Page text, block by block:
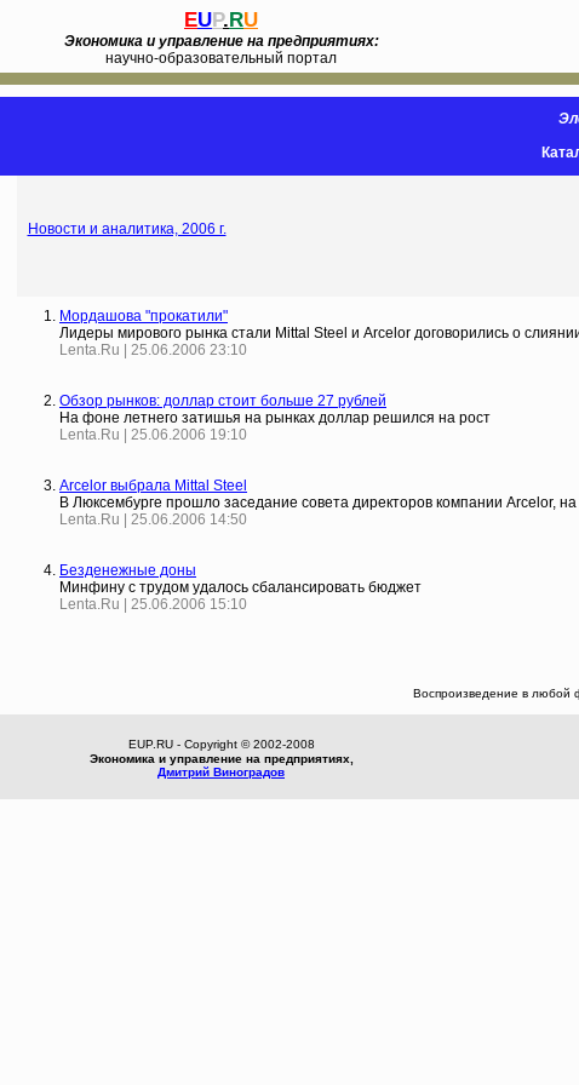
EUP.RU
Экономика и управление на предприятиях:
научно-образовательный портал
Новости и аналитика, 2006 г.
Мордашова "прокатили"
Лидеры мирового рынка стали Mittal Steel и Arcelor договорились о
Lenta.Ru | 25.06.2006 23:10
Обзор рынков: доллар стоит больше 27 рублей
На фоне летнего затишья на рынках доллар решился на рост
Lenta.Ru | 25.06.2006 19:10
Arcelor выбрала Mittal Steel
В Люксембурге прошло заседание совета директоров компании Arcelor,
Lenta.Ru | 25.06.2006 14:50
Безденежные доны
Минфину с трудом удалось сбалансировать бюджет
Lenta.Ru | 25.06.2006 15:10
Воспроизведение в любой
EUP.RU - Copyright © 2002-2008
Экономика и управление на предприятиях,
Дмитрий Виноградов